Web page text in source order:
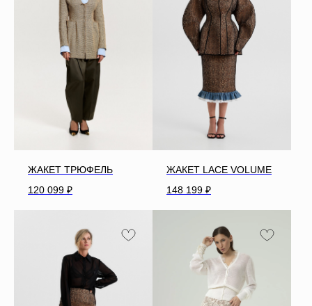
ЖАКЕТ ТРЮФЕЛЬ
120 099 ₽
ЖАКЕТ LACE VOLUME
148 199 ₽